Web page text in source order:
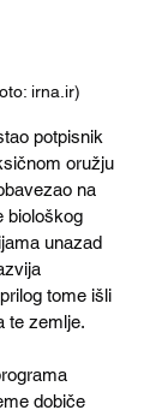
irna.ir)
potpisnik
oružju
na
biološkog
unazad
tome išli
te zemlje.
dobiče